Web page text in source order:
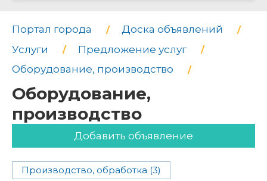
Портал города
Доска объявлений
Услуги
Предложение услуг
Оборудование, производство
Оборудование,
производство
Добавить объявление
Производство, обработка (3)